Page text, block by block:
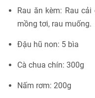
Rau ăn kèm: Rau
mồng tơi, rau muống.
Đậu hũ non: 5 bìa
Cà chua chín: 300g
Nấm rơm: 200g